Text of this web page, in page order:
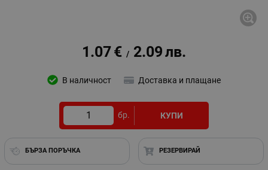
1.07€ / 2.09лв.
В наличност Доставка и плащане
бр. КУПИ
БЪРЗА ПОРЪЧКА РЕЗЕРВИРАЙ